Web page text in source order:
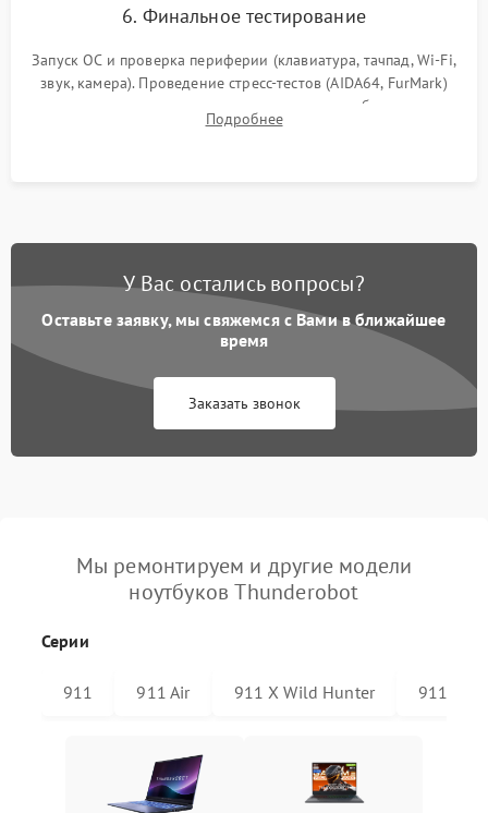
6. Финальное тестирование
Запуск ОС и проверка периферии (клавиатура, тачпад, Wi-Fi,
звук, камера). Проведение стресс-тестов (AIDA64, FurMark)
для контроля температурного режима и стабильности
системы под пиковой нагрузкой.
Подробнее
У Вас остались вопросы?
Оставьте заявку, мы свяжемся с Вами в ближайшее
время
Заказать звонок
Мы ремонтируем и другие модели
ноутбуков Thunderobot
Серии
911 911 Air 911 X Wild Hunter 911 Plus